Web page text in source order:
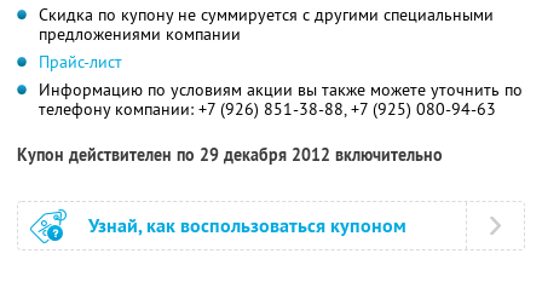
Скидка по купону не суммируется с другими специальными
предложениями компании
Прайс-лист
Информацию по условиям акции вы также можете уточнить по
телефону компании: +7 (926) 851-38-88,+7 (925) 080-94-63
Купон действителен по 29 декабря 2012 включительно
Узнай, как воспользоваться купоном